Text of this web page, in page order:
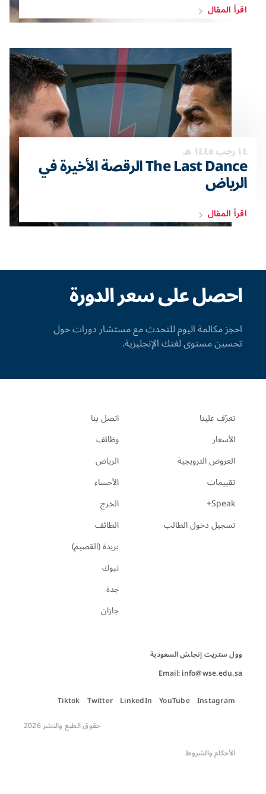
اقرأ المقال
١٤ رجب ١٤٤٥ هـ The Last Dance الرقصة الأخيرة في
الرياض
اقرأ المقال
احصل على سعر الدورة
احجز مكالمة اليوم للتحدث مع مستشار دورات حول
تحسين مستوى لغتك الإنجليزية.
تعرّف علينا
الأسعار
العروض الترويجية
تقييمات
Speak+
تسجيل دخول الطالب
اتصل بنا
وظائف
الرياض
الأحساء
الخرج
الطائف
بريدة (القصيم)
تبوك
جدة
جازان
وول ستريت إنجلش السعودية
Email: info@wse.edu.sa
Instagram
YouTube
LinkedIn
Twitter
Tiktok
حقوق الطبع والنشر 2026
الأحكام والشروط